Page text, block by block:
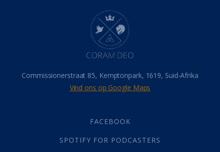
Hemel (31)
Israel (14)
Millennium(1)
Oordeelsdag(19)
Verheerlikte liggaam
Wederkoms
(27)
Gebed(87)
Die Onse Vader(12)
God(392)
Commissionerstraat 85, Kemptonpark, 1619, Suid-Afrika
Vind ons op Google Maps
FACEBOOK
SPOTIFY FOR PODCASTERS